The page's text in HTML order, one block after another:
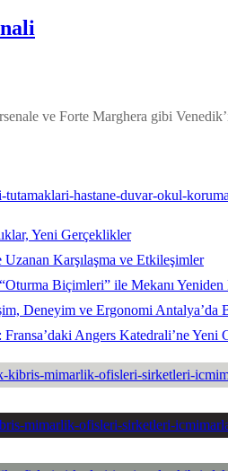
ve Forte Marghera gibi
Yeni Gerçeklikler
Karşılaşma ve Etkileşimler
“Oturma Biçimleri” ile Mekanı
Deneyim ve Ergonomi Antalya’da
Angers Katedrali’ne Yeni